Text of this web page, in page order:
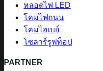
หลอดไฟ LED
โคมไฟถนน
โคมไฮเบย์
โซลาร์รูฟท็อป
PARTNER